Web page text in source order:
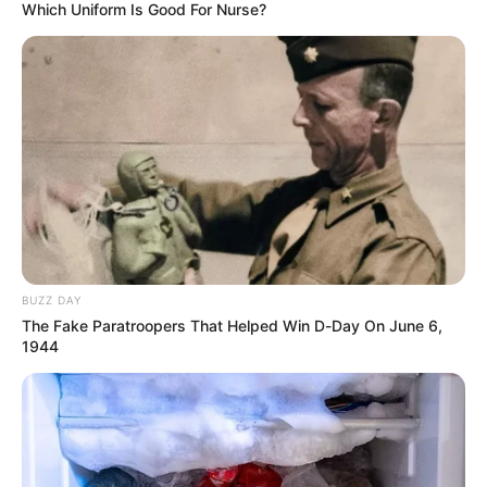
Yesid Pira (Hino-One-La Red-Suzuki) a 11'37"
ALERTA BOGOTÁ EN GOOGLE NEWS
TEMAS RELACIONADOS
DEPORTES
MANTÉNGASE EN ALERTA
Tenemos todas las noticias que le
interesan. Para estar bien informado, por
Which Uniform Is Good For Nurse?
BUZZ DAY
The Fake Paratroopers That Helped Win D-Day On June 6,
1944